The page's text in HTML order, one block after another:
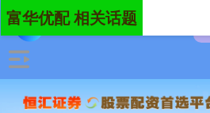
富华优配 相关话题